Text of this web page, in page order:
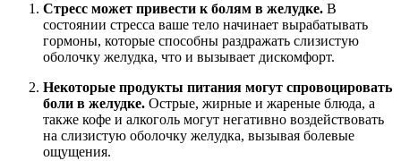
Стресс может привести к болям в желудке. В
состоянии стресса ваше тело начинает вырабатывать
гормоны, которые способны раздражать слизистую
оболочку желудка, что и вызывает дискомфорт.
Некоторые продукты питания могут спровоцировать
боли в желудке. Острые, жирные и жареные блюда, а
также кофе и алкоголь могут негативно воздействовать
на слизистую оболочку желудка, вызывая болевые
ощущения.